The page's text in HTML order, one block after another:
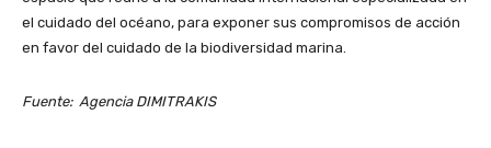
el cuidado del océano, para exponer sus compromisos de acción
en favor del cuidado de la biodiversidad marina.
Fuente: Agencia DIMITRAKIS